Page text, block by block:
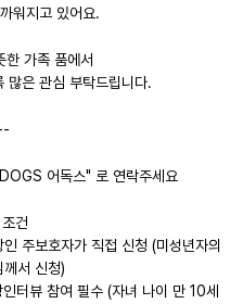
워지고 있어요.
한 가족 품에서
많은 관심 부탁드립니다.
어독스" 로 연락주세요
건
주보호자가 직접 신청 (미성년자의
께서 신청)
터뷰 참여 필수 (자녀 나이 만 10세